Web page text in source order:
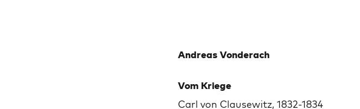
Andreas Vonderach
Vom Kriege
Carl von Clausewitz, 1832-1834